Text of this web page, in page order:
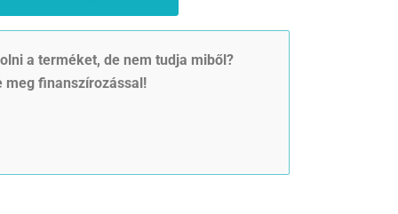
is:
703
000 Ft.
a terméket, de nem tudja miből?
meg finanszírozással!